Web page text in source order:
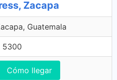
Zacapa
Guatemala
5300
Cómo llegar